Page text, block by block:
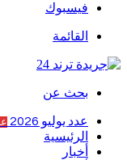
فيسبوك
القائمة
بحث عن
عدد يوليو 2026
الرئيسية
أخبار